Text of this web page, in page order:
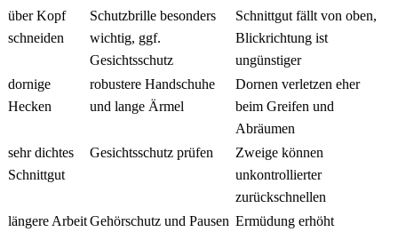
über Kopf
schneiden
Schutzbrille besonders
wichtig, ggf.
Gesichtsschutz
Schnittgut fällt von oben,
Blickrichtung ist
ungünstiger
dornige
Hecken
robustere Handschuhe
und lange Ärmel
Dornen verletzen eher
beim Greifen und
Abräumen
sehr dichtes
Schnittgut
Gesichtsschutz prüfen
Zweige können
unkontrollierter
zurückschnellen
längere ArbeitGehörschutz und Pausen Ermüdung erhöht